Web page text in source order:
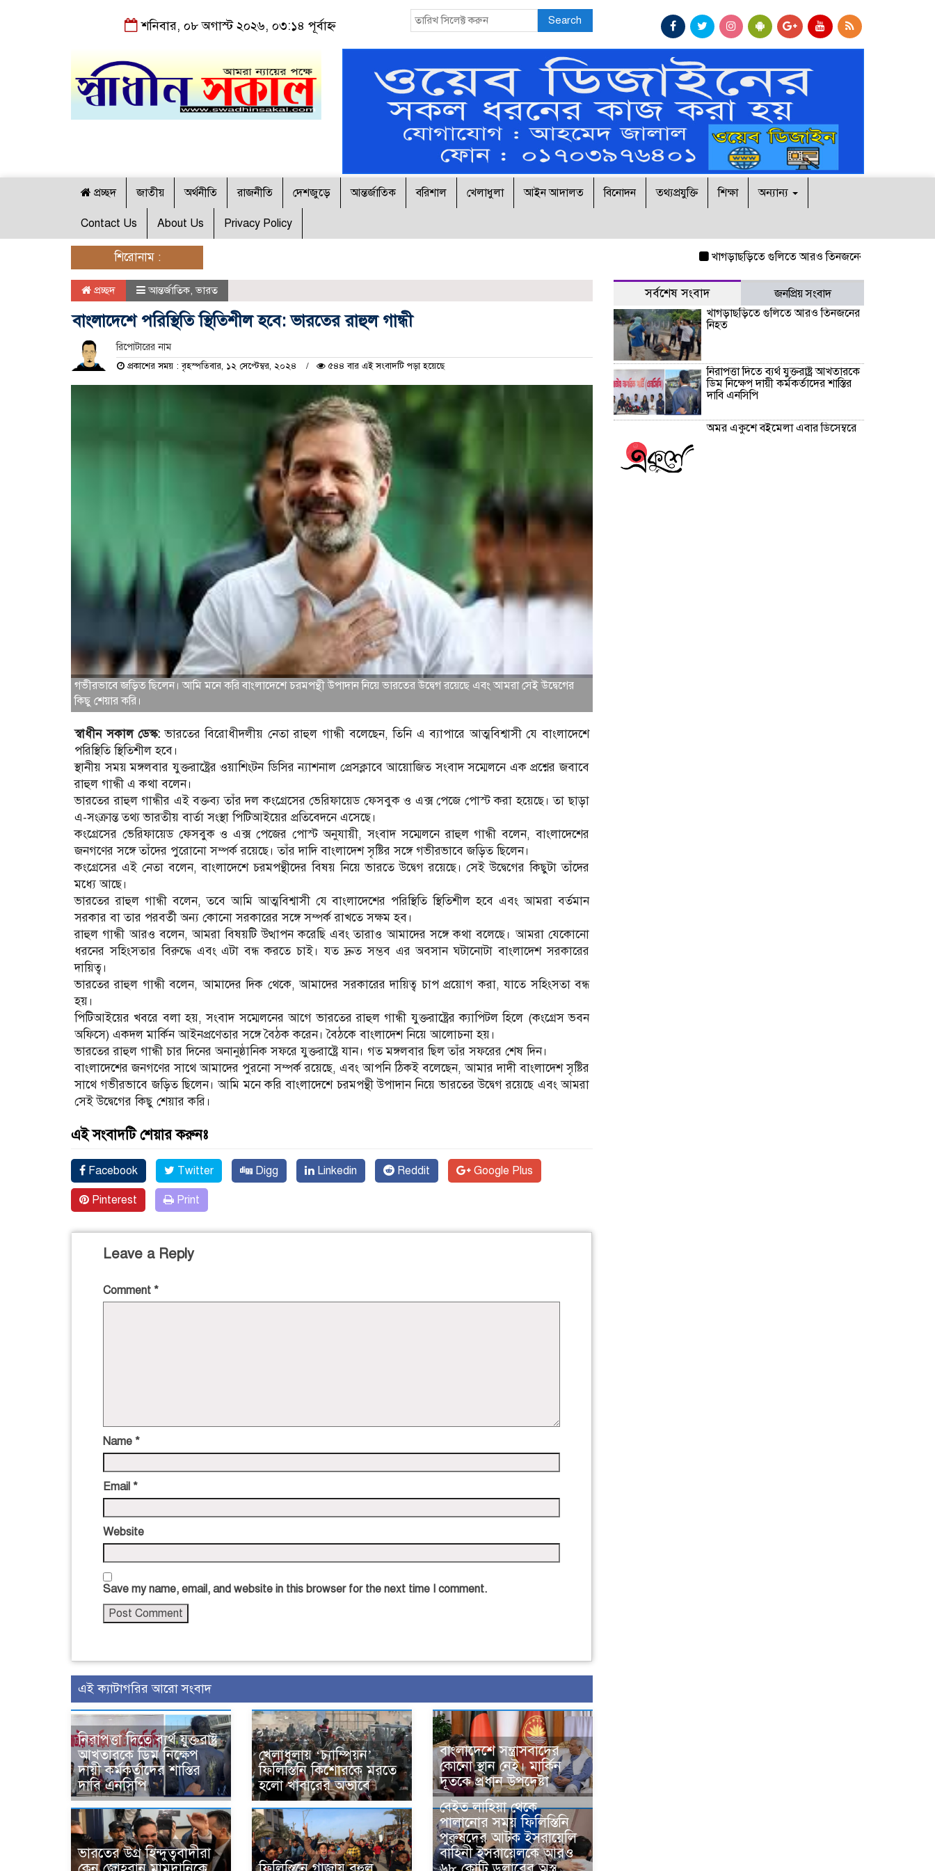
শনিবার, ০৮ অগাস্ট ২০২৬, ০৩:১৪ পূর্বাহ্ন Search
প্রচ্ছদ জাতীয় অর্থনীতি রাজনীতি দেশজুড়ে আন্তর্জাতিক বরিশাল খেলাধুলা আইন আদালত বিনোদন তথ্যপ্রযুক্তি শিক্ষা অন্যান্য
Contact Us About Us Privacy Policy
শিরোনাম : খাগড়াছড়িতে গুলিতে আরও তিনজনের নিহত
প্রচ্ছদ আন্তর্জাতিক,ভারত
বাংলাদেশে পরিস্থিতি স্থিতিশীল হবে: ভারতের রাহুল গান্ধী
রিপোটারের নাম
প্রকাশের সময় : বৃহস্পতিবার, ১২ সেপ্টেম্বর, ২০২৪ ৫৪৪ বার এই সংবাদটি পড়া হয়েছে
গভীরভাবে জড়িত ছিলেন। আমি মনে করি বাংলাদেশে চরমপন্থী উপাদান নিয়ে ভারতের উদ্বেগ রয়েছে এবং আমরা সেই উদ্বেগের
কিছু শেয়ার করি।
স্বাধীন সকাল ডেস্ক: ভারতের বিরোধীদলীয় নেতা রাহুল গান্ধী বলেছেন, তিনি এ ব্যাপারে আত্মবিশ্বাসী যে বাংলাদেশে
পরিস্থিতি স্থিতিশীল হবে।
স্থানীয় সময় মঙ্গলবার যুক্তরাষ্ট্রের ওয়াশিংটন ডিসির ন্যাশনাল প্রেসক্লাবে আয়োজিত সংবাদ সম্মেলনে এক প্রশ্নের জবাবে
রাহুল গান্ধী এ কথা বলেন।
ভারতের রাহুল গান্ধীর এই বক্তব্য তাঁর দল কংগ্রেসের ভেরিফায়েড ফেসবুক ও এক্স পেজে পোস্ট করা হয়েছে। তা ছাড়া
এ-সংক্রান্ত তথ্য ভারতীয় বার্তা সংস্থা পিটিআইয়ের প্রতিবেদনে এসেছে।
কংগ্রেসের ভেরিফায়েড ফেসবুক ও এক্স পেজের পোস্ট অনুযায়ী, সংবাদ সম্মেলনে রাহুল গান্ধী বলেন, বাংলাদেশের
জনগণের সঙ্গে তাঁদের পুরোনো সম্পর্ক রয়েছে। তাঁর দাদি বাংলাদেশ সৃষ্টির সঙ্গে গভীরভাবে জড়িত ছিলেন।
কংগ্রেসের এই নেতা বলেন, বাংলাদেশে চরমপন্থীদের বিষয় নিয়ে ভারতে উদ্বেগ রয়েছে। সেই উদ্বেগের কিছুটা তাঁদের
মধ্যে আছে।
ভারতের রাহুল গান্ধী বলেন, তবে আমি আত্মবিশ্বাসী যে বাংলাদেশের পরিস্থিতি স্থিতিশীল হবে এবং আমরা বর্তমান
সরকার বা তার পরবর্তী অন্য কোনো সরকারের সঙ্গে সম্পর্ক রাখতে সক্ষম হব।
রাহুল গান্ধী আরও বলেন, আমরা বিষয়টি উত্থাপন করেছি এবং তারাও আমাদের সঙ্গে কথা বলেছে। আমরা যেকোনো
ধরনের সহিংসতার বিরুদ্ধে এবং এটা বন্ধ করতে চাই। যত দ্রুত সম্ভব এর অবসান ঘটানোটা বাংলাদেশ সরকারের
দায়িত্ব।
ভারতের রাহুল গান্ধী বলেন, আমাদের দিক থেকে, আমাদের সরকারের দায়িত্ব চাপ প্রয়োগ করা, যাতে সহিংসতা বন্ধ
হয়।
পিটিআইয়ের খবরে বলা হয়, সংবাদ সম্মেলনের আগে ভারতের রাহুল গান্ধী যুক্তরাষ্ট্রের ক্যাপিটল হিলে (কংগ্রেস ভবন
অফিসে) একদল মার্কিন আইনপ্রণেতার সঙ্গে বৈঠক করেন। বৈঠকে বাংলাদেশ নিয়ে আলোচনা হয়।
ভারতের রাহুল গান্ধী চার দিনের অনানুষ্ঠানিক সফরে যুক্তরাষ্ট্রে যান। গত মঙ্গলবার ছিল তাঁর সফরের শেষ দিন।
বাংলাদেশের জনগণের সাথে আমাদের পুরনো সম্পর্ক রয়েছে, এবং আপনি ঠিকই বলেছেন, আমার দাদী বাংলাদেশ সৃষ্টির
সাথে গভীরভাবে জড়িত ছিলেন। আমি মনে করি বাংলাদেশে চরমপন্থী উপাদান নিয়ে ভারতের উদ্বেগ রয়েছে এবং আমরা
সেই উদ্বেগের কিছু শেয়ার করি।
এই সংবাদটি শেয়ার করুনঃ
Facebook Twitter Digg Linkedin Reddit Google Plus
Pinterest Print
Leave a Reply
Comment *
Name *
Email *
Website
Save my name, email, and website in this browser for the next time I comment.
এই ক্যাটাগরির আরো সংবাদ
নিরাপত্তা দিতে ব্যর্থ যুক্তরাষ্ট্র
আখতারকে ডিম নিক্ষেপ
দায়ী কর্মকর্তাদের শাস্তির
দাবি এনসিপি
খেলাধুলায় ‘চ্যাম্পিয়ন’
ফিলিস্তিনি কিশোরকে মরতে
হলো খাবারের অভাবে
বাংলাদেশে সন্ত্রাসবাদের
কোনো স্থান নেই। মার্কিন
দূতকে প্রধান উপদেষ্টা
ভারতের উগ্র হিন্দুত্ববাদীরা
বেইত লাহিয়া থেকে
পালানোর সময় ফিলিস্তিনি
পুরুষদের আটক ইসরায়েলি
বাহিনী ইসরায়েলকে আরও
সর্বশেষ সংবাদ
জনপ্রিয় সংবাদ
খাগড়াছড়িতে গুলিতে আরও তিনজনের
নিহত
নিরাপত্তা দিতে ব্যর্থ যুক্তরাষ্ট্র আখতারকে
ডিম নিক্ষেপ দায়ী কর্মকর্তাদের শাস্তির
দাবি এনসিপি
অমর একুশে বইমেলা এবার ডিসেম্বরে